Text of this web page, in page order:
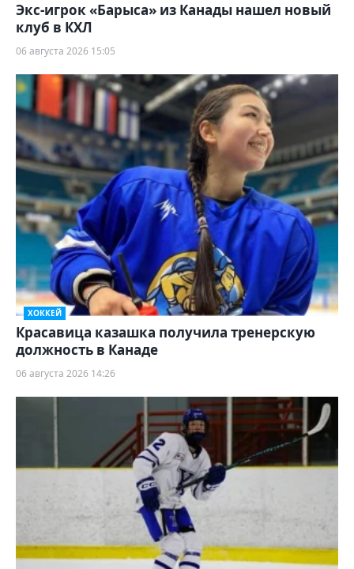
Экс-игрок «Барыса» из Канады нашел новый
клуб в КХЛ
06 августа 2026 15:05
ХОККЕЙ
Красавица казашка получила тренерскую
должность в Канаде
06 августа 2026 14:26